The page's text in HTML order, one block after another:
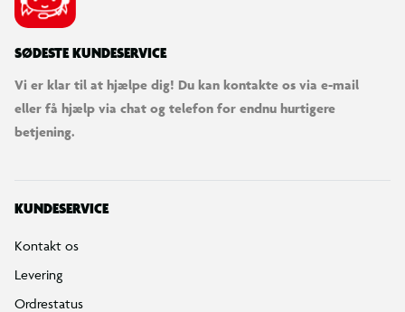
SØDESTE KUNDESERVICE
Vi er klar til at hjælpe dig! Du kan kontakte os via e-mail
eller få hjælp via chat og telefon for endnu hurtigere
betjening.
KUNDESERVICE
Kontakt os
Levering
Ordrestatus